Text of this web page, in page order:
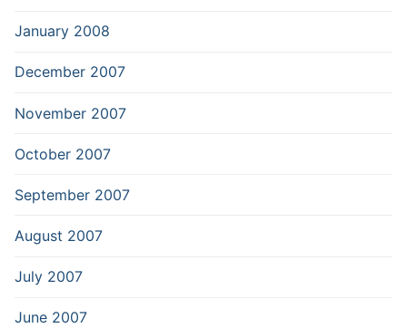
January 2008
December 2007
November 2007
October 2007
September 2007
August 2007
July 2007
June 2007